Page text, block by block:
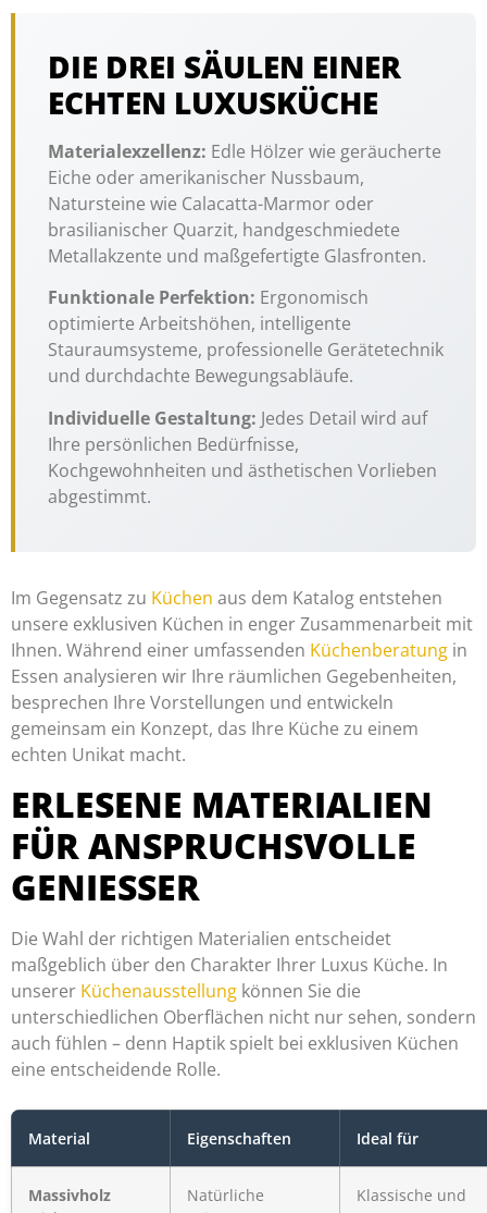
DIE DREI SÄULEN EINER
ECHTEN LUXUSKÜCHE
Materialexzellenz: Edle Hölzer wie geräucherte
Eiche oder amerikanischer Nussbaum,
Natursteine wie Calacatta-Marmor oder
brasilianischer Quarzit, handgeschmiedete
Metallakzente und maßgefertigte Glasfronten.
Funktionale Perfektion: Ergonomisch
optimierte Arbeitshöhen, intelligente
Stauraumsysteme, professionelle Gerätetechnik
und durchdachte Bewegungsabläufe.
Individuelle Gestaltung: Jedes Detail wird auf
Ihre persönlichen Bedürfnisse,
Kochgewohnheiten und ästhetischen Vorlieben
abgestimmt.
Im Gegensatz zu Küchen aus dem Katalog entstehen
unsere exklusiven Küchen in enger Zusammenarbeit mit
Ihnen. Während einer umfassenden Küchenberatung in
Essen analysieren wir Ihre räumlichen Gegebenheiten,
besprechen Ihre Vorstellungen und entwickeln
gemeinsam ein Konzept, das Ihre Küche zu einem
echten Unikat macht.
ERLESENE MATERIALIEN
FÜR ANSPRUCHSVOLLE
GENIESSER
Die Wahl der richtigen Materialien entscheidet
maßgeblich über den Charakter Ihrer Luxus Küche. In
unserer Küchenausstellung können Sie die
unterschiedlichen Oberflächen nicht nur sehen, sondern
auch fühlen – denn Haptik spielt bei exklusiven Küchen
eine entscheidende Rolle.
Material Eigenschaften Ideal für
Massivholz
Natürliche
Klassische und